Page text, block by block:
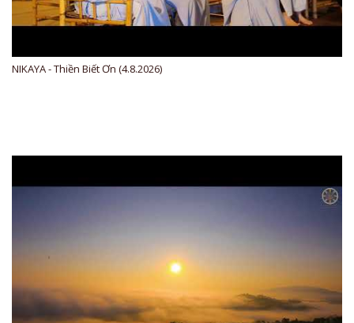
NIKAYA - Thiền Biết Ơn (4.8.2026)